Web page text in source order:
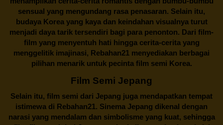
sensual yang mengundang rasa penasaran. Selain itu,
budaya Korea yang kaya dan keindahan visualnya turut
menjadi daya tarik tersendiri bagi para penonton. Dari film-
film yang menyentuh hati hingga cerita-cerita yang
menggelitik imajinasi, Rebahan21 menyediakan berbagai
pilihan menarik untuk pecinta film semi Korea.
Film Semi Jepang
Selain itu, film semi dari Jepang juga mendapatkan tempat
istimewa di Rebahan21. Sinema Jepang dikenal dengan
narasi yang mendalam dan simbolisme yang kuat, sehingga